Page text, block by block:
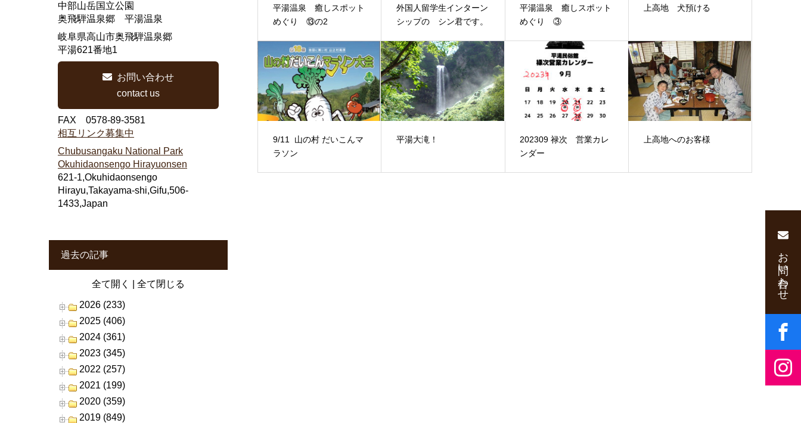
平湯温泉 癒しスポット
めぐり ⑬の2
外国人留学生インターン
シップの シン君です。
平湯温泉 癒しスポット
めぐり ③
上高地 犬預ける
9/11 山の村 だいこんマ
ラソン
平湯大滝！
202309 禄次 営業カレ
ンダー
上高地へのお客様
中部山岳国立公園
奥飛騨温泉郷 平湯温泉
岐阜県高山市奥飛騨温泉郷
平湯621番地1
お問い合わせ
contact us
FAX 0578-89-3581
相互リンク募集中
Chubusangaku National Park
Okuhidaonsengo Hirayuonsen
621-1,Okuhidaonsengo
Hirayu,Takayama-shi,Gifu,506-
1433,Japan
過去の記事
全て開く 全て閉じる
2026 (233)
2025 (406)
2024 (361)
2023 (345)
2022 (257)
2021 (199)
2020 (359)
2019 (849)
お問い合わせ